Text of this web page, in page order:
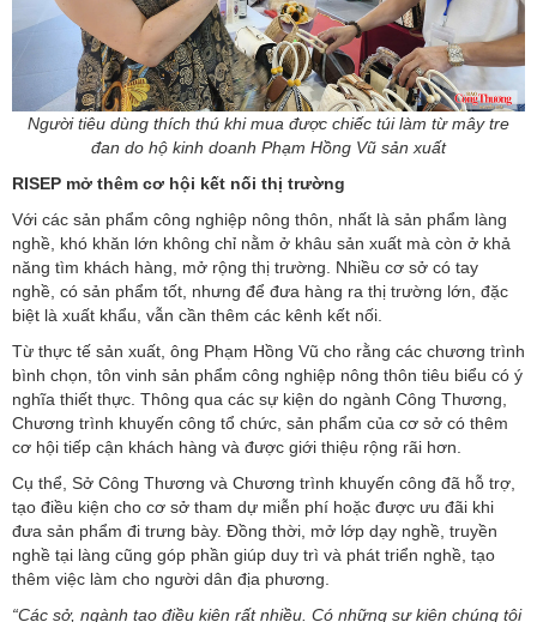
Người tiêu dùng thích thú khi mua được chiếc túi làm từ mây tre
đan do hộ kinh doanh Phạm Hồng Vũ sản xuất
RISEP mở thêm cơ hội kết nối thị trường
Với các sản phẩm công nghiệp nông thôn, nhất là sản phẩm làng
nghề, khó khăn lớn không chỉ nằm ở khâu sản xuất mà còn ở khả
năng tìm khách hàng, mở rộng thị trường. Nhiều cơ sở có tay
nghề, có sản phẩm tốt, nhưng để đưa hàng ra thị trường lớn, đặc
biệt là xuất khẩu, vẫn cần thêm các kênh kết nối.
Từ thực tế sản xuất, ông Phạm Hồng Vũ cho rằng các chương trình
bình chọn, tôn vinh sản phẩm công nghiệp nông thôn tiêu biểu có ý
nghĩa thiết thực. Thông qua các sự kiện do ngành Công Thương,
Chương trình khuyến công tổ chức, sản phẩm của cơ sở có thêm
cơ hội tiếp cận khách hàng và được giới thiệu rộng rãi hơn.
Cụ thể, Sở Công Thương và Chương trình khuyến công đã hỗ trợ,
tạo điều kiện cho cơ sở tham dự miễn phí hoặc được ưu đãi khi
đưa sản phẩm đi trưng bày. Đồng thời, mở lớp dạy nghề, truyền
nghề tại làng cũng góp phần giúp duy trì và phát triển nghề, tạo
thêm việc làm cho người dân địa phương.
“Các sở, ngành tạo điều kiện rất nhiều. Có những sự kiện chúng tôi